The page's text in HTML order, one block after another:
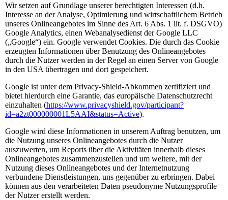
Wir setzen auf Grundlage unserer berechtigten Interessen (d.h.
Interesse an der Analyse, Optimierung und wirtschaftlichem Betrieb
unseres Onlineangebotes im Sinne des Art. 6 Abs. 1 lit. f. DSGVO)
Google Analytics, einen Webanalysedienst der Google LLC
(„Google“) ein. Google verwendet Cookies. Die durch das Cookie
erzeugten Informationen über Benutzung des Onlineangebotes
durch die Nutzer werden in der Regel an einen Server von Google
in den USA übertragen und dort gespeichert.
Google ist unter dem Privacy-Shield-Abkommen zertifiziert und
bietet hierdurch eine Garantie, das europäische Datenschutzrecht
einzuhalten (https://www.privacyshield.gov/participant?
id=a2zt000000001L5AAI&status=Active).
Google wird diese Informationen in unserem Auftrag benutzen, um
die Nutzung unseres Onlineangebotes durch die Nutzer
auszuwerten, um Reports über die Aktivitäten innerhalb dieses
Onlineangebotes zusammenzustellen und um weitere, mit der
Nutzung dieses Onlineangebotes und der Internetnutzung
verbundene Dienstleistungen, uns gegenüber zu erbringen. Dabei
können aus den verarbeiteten Daten pseudonyme Nutzungsprofile
der Nutzer erstellt werden.